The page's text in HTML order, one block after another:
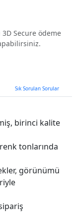
Secure ödeme
Sık Sorulan Sorular
birinci kalite
tonlarında
görünümü